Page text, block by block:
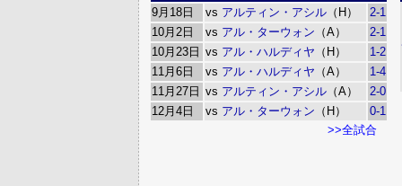
9月18日
vs アルティン・アシル （H）
2-1
10月2日
vs アル・ターウォン （A）
2-1
10月23日 vs アル・ハルディヤ （H）
1-2
11月6日
vs アル・ハルディヤ （A）
1-4
11月27日 vs アルティン・アシル （A）
2-0
12月4日
vs アル・ターウォン （H）
0-1
>>全試合